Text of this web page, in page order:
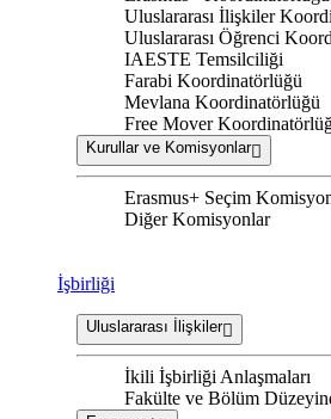
Uluslararası İlişkiler
Uluslararası Öğrenci
IAESTE Temsilciliği
Farabi Koordinatörlüğü
Mevlana Koordinatörlüğü
Free Mover
Kurullar ve Komisyonlar
Erasmus+ Seçim
Diğer Komisyonlar
İşbirliği
Uluslararası İlişkiler
İkili İşbirliği Anlaşmaları
Fakülte ve Bölüm